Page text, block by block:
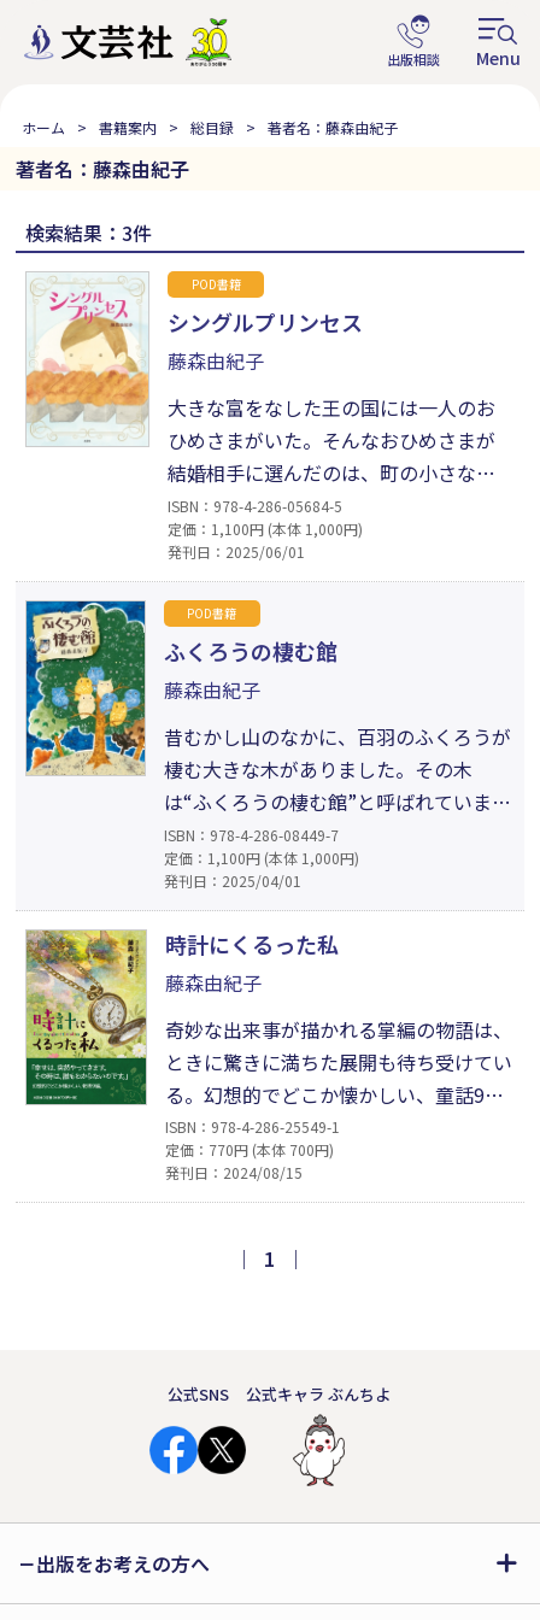
ホーム 書籍案内 総目録 著者名：藤森由紀子
著者名：藤森由紀子
検索結果：3件
POD書籍
シングルプリンセス
藤森由紀子
大きな富をなした王の国には一人のお
ひめさまがいた。そんなおひめさまが
結婚相手に選んだのは、町の小さなパ
ン屋さんを営むハンスだった。幸せな
日々を暮らし、二人の間に小さな命が
宿ったのも束の間、ハンスが殺されて
しまい……。表題作「シングルプリン
セス」他、仙人によって人間になって
しまったカエルのお話「人間になった
カエルのピョンタ」他「三人の妖精」
を収録。ハッピーエンドだけでは終わ
らない、ちょっぴり毒のある大人のた
めのおとぎばなし。
ISBN：978-4-286-05684-5
定価：1,100円 (本体 1,000円)
発刊日：2025/06/01
POD書籍
ふくろうの棲む館
藤森由紀子
昔むかし山のなかに、百羽のふくろうが
棲む大きな木がありました。その木
は“ふくろうの棲む館”と呼ばれていまし
た。ある時、猟師のエダンがその木のフ
クロウを銃で撃つと、なんとエダンの体
は……!? どきどきの表題作ほか、ひと
りぼっちの女の子が主人公の「字のない
手紙」、王子さまとこじきがいれかわる
「星に願い」の三篇を収録。著者三冊目
の童話集。
ISBN：978-4-286-08449-7
定価：1,100円 (本体 1,000円)
発刊日：2025/04/01
時計にくるった私
藤森由紀子
奇妙な出来事が描かれる掌編の物語は、
ときに驚きに満ちた展開も待ち受けてい
る。幻想的でどこか懐かしい、童話9
編。「幸せは、突然やってきます。その
時は、誰もわかならいのです。」（本文
ー／足音のなる大地／キツネにだまされ
ISBN：978-4-286-25549-1
定価：770円 (本体 700円)
発刊日：2024/08/15
｜ 1 ｜
公式SNS 公式キャラ ぶんちよ
出版をお考えの方へ